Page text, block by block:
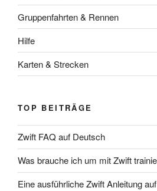
Gruppenfahrten & Rennen
Hilfe
Karten & Strecken
TOP BEITRÄGE
Zwift FAQ auf Deutsch
Was brauche ich um mit Zwift
Eine ausführliche Zwift Anleitung